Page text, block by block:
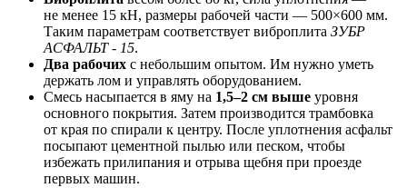
не менее 15 кН, размеры рабочей части — 500×600 мм.
Таким параметрам соответствует виброплита ЗУБР
АСФАЛЬТ - 15.
Два рабочих с небольшим опытом. Им нужно уметь
держать лом и управлять оборудованием.
Смесь насыпается в яму на 1,5–2 см выше уровня
основного покрытия. Затем производится трамбовка
от края по спирали к центру. После уплотнения асфальт
посыпают цементной пылью или песком, чтобы
избежать прилипания и отрыва щебня при проезде
первых машин.